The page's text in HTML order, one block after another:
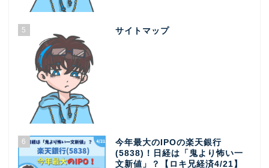
5 サイトマップ
6
今年最大のIPOの楽天銀行
(5838)！日経は「鬼より怖い一
文新値」？【ロキ兄経済4/21】